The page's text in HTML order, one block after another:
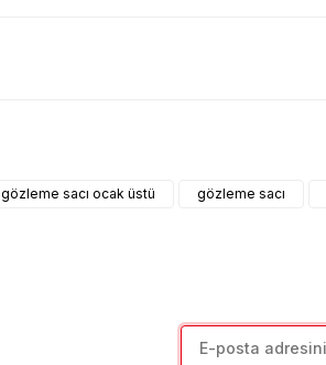
Yorum Yaz
gözleme sacı ocak üstü gözleme sacı